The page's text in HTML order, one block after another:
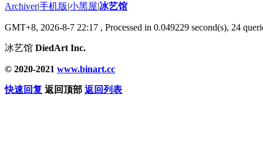
Archiver|手机版|小黑屋|冰艺馆
GMT+8, 2026-8-7 22:17 , Processed in 0.049229 second(s), 24
冰艺馆 DiedArt Inc.
© 2020-2021 www.binart.cc
快速回复 返回顶部 返回列表